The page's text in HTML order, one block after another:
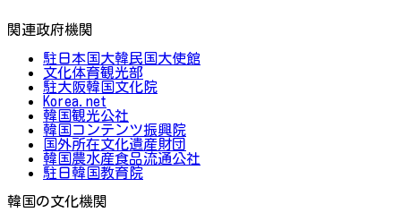
関連政府機関
駐日本国大韓民国大使館
文化体育観光部
駐大阪韓国文化院
Korea.net
韓国観光公社
韓国コンテンツ振興院
国外所在文化遺産財団
韓国農水産食品流通公社
駐日韓国教育院
韓国の文化機関